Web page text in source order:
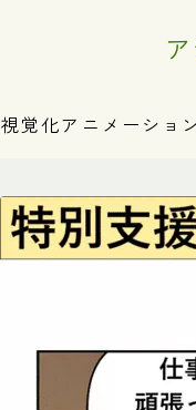
視覚化アニメーショ